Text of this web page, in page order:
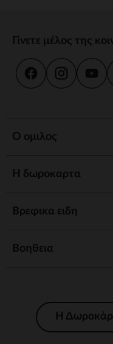
Γίνετε μέλος της
Ο ομιλος
Η δωροκαρτα
Βρεφικα ειδη
Βοηθεια
Η